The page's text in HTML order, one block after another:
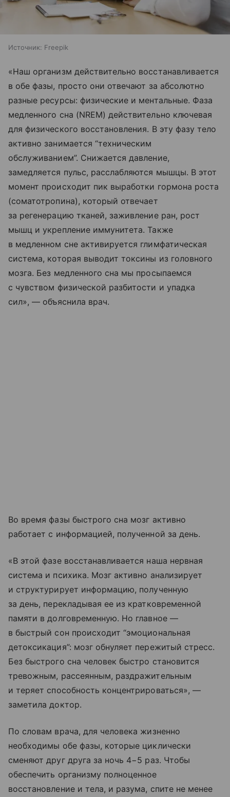
Источник: Freepik
«Наш организм действительно восстанавливается
в обе фазы, просто они отвечают за абсолютно
разные ресурсы: физические и ментальные. Фаза
медленного сна (NREM) действительно ключевая
для физического восстановления. В эту фазу тело
активно занимается “техническим
обслуживанием”. Снижается давление,
замедляется пульс, расслабляются мышцы. В этот
момент происходит пик выработки гормона роста
(соматотропина), который отвечает
за регенерацию тканей, заживление ран, рост
мышц и укрепление иммунитета. Также
в медленном сне активируется глимфатическая
система, которая выводит токсины из головного
мозга. Без медленного сна мы просыпаемся
с чувством физической разбитости и упадка
сил», — объяснила врач.
Во время фазы быстрого сна мозг активно
работает с информацией, полученной за день.
«В этой фазе восстанавливается наша нервная
система и психика. Мозг активно анализирует
и структурирует информацию, полученную
за день, перекладывая ее из кратковременной
памяти в долговременную. Но главное —
в быстрый сон происходит “эмоциональная
детоксикация”: мозг обнуляет пережитый стресс.
Без быстрого сна человек быстро становится
тревожным, рассеянным, раздражительным
и теряет способность концентрироваться», —
заметила доктор.
По словам врача, для человека жизненно
необходимы обе фазы, которые циклически
сменяют друг друга за ночь 4−5 раз. Чтобы
обеспечить организму полноценное
восстановление и тела, и разума, спите не менее